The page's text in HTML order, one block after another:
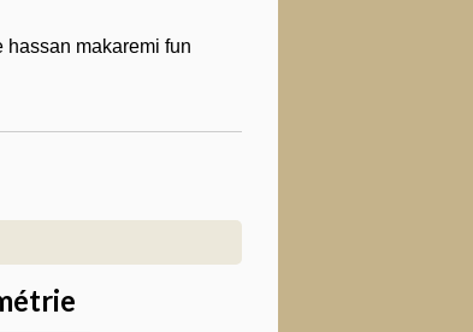
makaremi fun